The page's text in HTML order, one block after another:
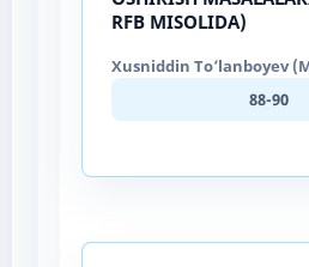
RFB MISOLIDA)
Xusniddin To’lanboyev
88-90